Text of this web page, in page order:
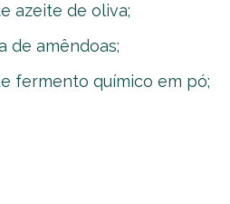
azeite de oliva;
de amêndoas;
fermento químico em pó;